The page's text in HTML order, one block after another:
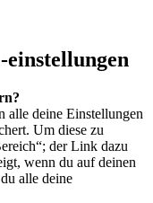
alle deine Einstellungen
Um diese zu
der Link dazu
wenn du auf deinen
alle deine